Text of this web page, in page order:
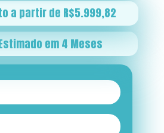
em 4 Meses
a partir de R$5.999,82